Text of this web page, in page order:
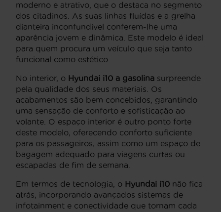
moderno e atrativo, que o destaca no segmento
dos citadinos. As suas linhas fluídas e a grelha
dianteira inconfundível conferem-lhe uma
aparência jovem e dinâmica. Este modelo é ideal
para quem procura um veículo que seja tanto
funcional como estético.
No interior, o Hyundai i10 a gasolina surpreende
pela qualidade dos seus materiais. Os
acabamentos são bem concebidos, garantindo
uma sensação de conforto e sofisticação ao
volante. O espaço interior é outro ponto forte
deste modelo, oferecendo conforto suficiente
para os passageiros, assim como um espaço de
bagagem adequado para viagens curtas ou
escapadas de fim de semana.
Em termos de tecnologia, o Hyundai i10 não fica
atrás, incorporando avançados sistemas de
infotainment e conectividade que tornam cada